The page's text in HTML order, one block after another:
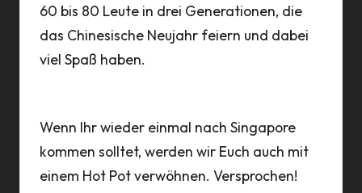
60 bis 80 Leute in drei Generationen, die
das Chinesische Neujahr feiern und dabei
viel Spaß haben.
Wenn Ihr wieder einmal nach Singapore
kommen solltet, werden wir Euch auch mit
einem Hot Pot verwöhnen. Versprochen!